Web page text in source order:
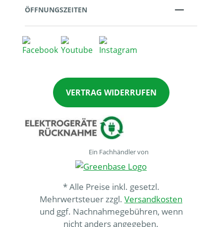
ÖFFNUNGSZEITEN
VERTRAG WIDERRUFEN
Ein Fachhändler von
* Alle Preise inkl. gesetzl.
Mehrwertsteuer zzgl. Versandkosten
und ggf. Nachnahmegebühren, wenn
nicht anders angegeben.